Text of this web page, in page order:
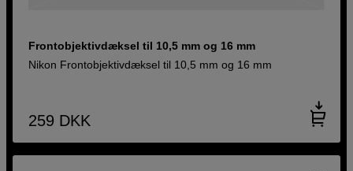
Frontobjektivdæksel til 10,5 mm og 16 mm
Nikon Frontobjektivdæksel til 10,5 mm og 16 mm
259 DKK